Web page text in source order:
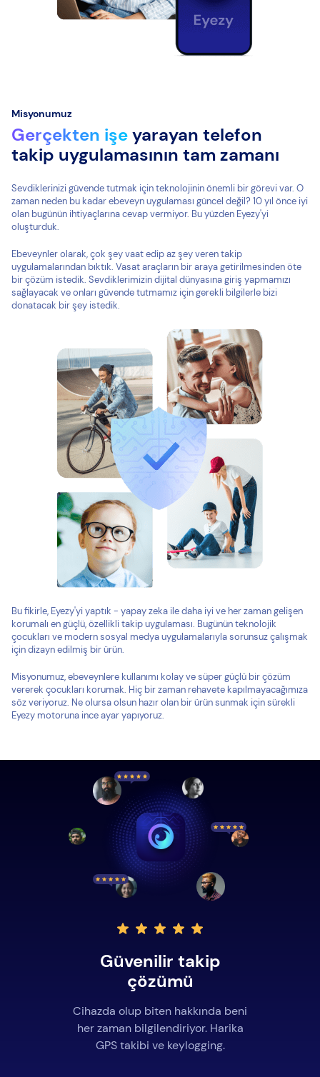
Misyonumuz
Gerçekten işeyarayan telefon
takip uygulamasının tam zamanı
Sevdiklerinizi güvende tutmak için teknolojinin önemli bir görevi var. O
zaman neden bu kadar ebeveyn uygulaması güncel değil? 10 yıl önce iyi
olan bugünün ihtiyaçlarına cevap vermiyor. Bu yüzden Eyezy'yi
oluşturduk.
Ebeveynler olarak, çok şey vaat edip az şey veren takip
uygulamalarından bıktık. Vasat araçların bir araya getirilmesinden öte
bir çözüm istedik. Sevdiklerimizin dijital dünyasına giriş yapmamızı
sağlayacak ve onları güvende tutmamız için gerekli bilgilerle bizi
donatacak bir şey istedik.
Bu fikirle, Eyezy'yi yaptık - yapay zeka ile daha iyi ve her zaman gelişen
korumalı en güçlü, özellikli takip uygulaması. Bugünün teknolojik
çocukları ve modern sosyal medya uygulamalarıyla sorunsuz çalışmak
için dizayn edilmiş bir ürün.
Misyonumuz, ebeveynlere kullanımı kolay ve süper güçlü bir çözüm
vererek çocukları korumak. Hiç bir zaman rehavete kapılmayacağımıza
söz veriyoruz. Ne olursa olsun hazır olan bir ürün sunmak için sürekli
Eyezy motoruna ince ayar yapıyoruz.
Güvenilir takip
çözümü
Cihazda olup biten hakkında beni
her zaman bilgilendiriyor. Harika
GPS takibi ve keylogging.